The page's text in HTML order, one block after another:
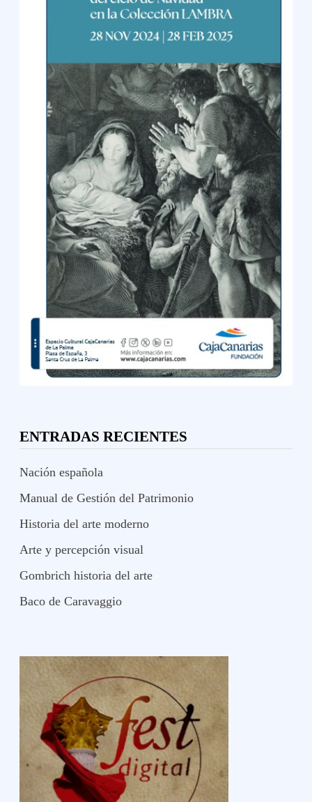
ENTRADAS RECIENTES
Nación española
Manual de Gestión del Patrimonio
Historia del arte moderno
Arte y percepción visual
Gombrich historia del arte
Baco de Caravaggio